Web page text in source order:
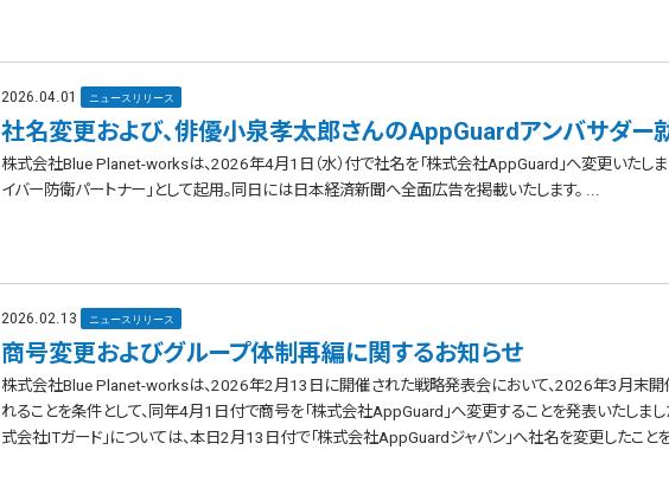
2026.04.01 ニュースリリース
社名変更および、俳優小泉孝太郎さんのAppGuardアンバサダー
株式会社Blue Planet-worksは、2026年4月1日（水）付で社名を「株式会社AppGuard」へ変更いたしま
イバー防衛パートナー」として起用。同日には日本経済新聞へ全面広告を掲載いたします。 ...
2026.02.13 ニュースリリース
商号変更およびグループ体制再編に関するお知らせ
株式会社Blue Planet-worksは、2026年2月13日に開催された戦略発表会において、2026年3月末
れることを条件として、同年4月1日付で商号を「株式会社AppGuard」へ変更することを発表いたしま
式会社ITガード」については、本日2月13日付で「株式会社AppGuardジャパン」へ社名を変更したことを